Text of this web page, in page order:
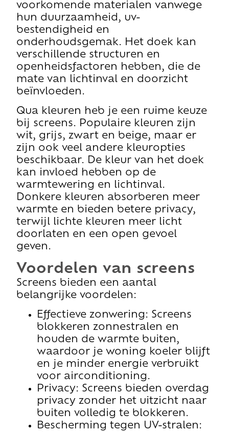
voorkomende materialen vanwege
hun duurzaamheid, uv-
bestendigheid en
onderhoudsgemak. Het doek kan
verschillende structuren en
openheidsfactoren hebben, die de
mate van lichtinval en doorzicht
beïnvloeden.
Qua kleuren heb je een ruime keuze
bij screens. Populaire kleuren zijn
wit, grijs, zwart en beige, maar er
zijn ook veel andere kleuropties
beschikbaar. De kleur van het doek
kan invloed hebben op de
warmtewering en lichtinval.
Donkere kleuren absorberen meer
warmte en bieden betere privacy,
terwijl lichte kleuren meer licht
doorlaten en een open gevoel
geven.
Voordelen van screens
Screens bieden een aantal
belangrijke voordelen:
Effectieve zonwering: Screens
blokkeren zonnestralen en
houden de warmte buiten,
waardoor je woning koeler blijft
en je minder energie verbruikt
voor airconditioning.
Privacy: Screens bieden overdag
privacy zonder het uitzicht naar
buiten volledig te blokkeren.
Bescherming tegen UV-stralen: